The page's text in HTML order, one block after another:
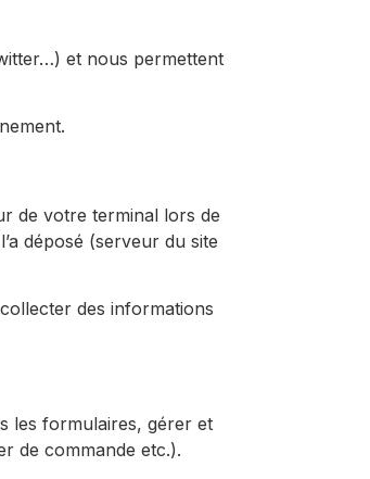
et nous permettent
de votre terminal lors de
déposé (serveur du site
des informations
les formulaires, gérer et
de commande etc.).